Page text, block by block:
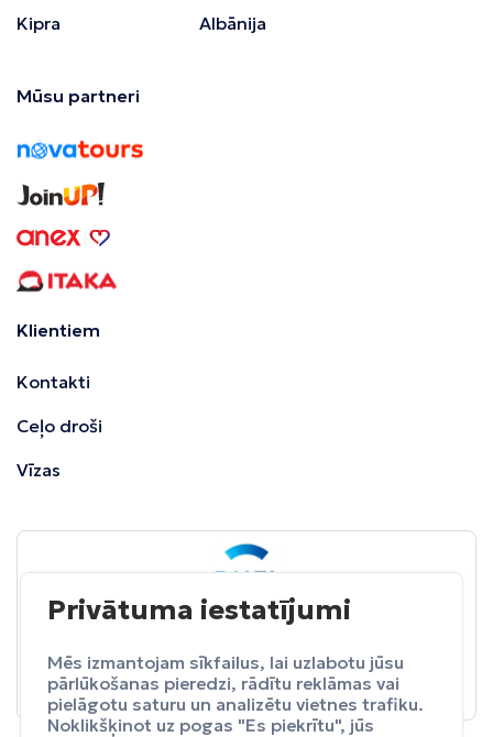
Kipra
Albānija
Mūsu partneri
Klientiem
Kontakti
Ceļo droši
Vīzas
BALTA ceļojumu apdrošināšana
Apdrošināt
Privātuma iestatījumi
Mēs izmantojam sīkfailus, lai uzlabotu jūsu
pārlūkošanas pieredzi, rādītu reklāmas vai
pielāgotu saturu un analizētu vietnes trafiku.
Noklikšķinot uz pogas "Es piekrītu", jūs